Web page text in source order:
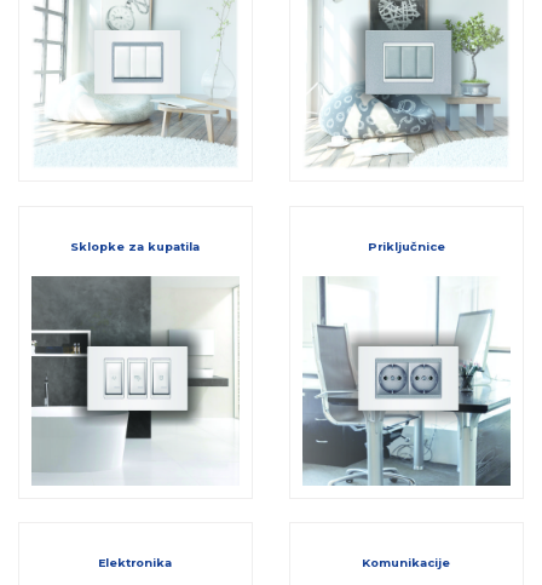
Sklopke za kupatila Priključnice
Elektronika Komunikacije